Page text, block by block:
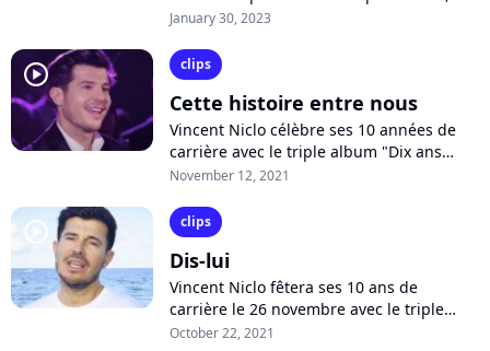
prévu le 31 mars. Dans ce disque-concept
January 30, 2023
player2 clips
Cette histoire entre nous
Vincent Niclo célèbre ses 10 années de
carrière avec le triple album "Dix ans
déjà", attendu le 26 novembre. Après
November 12, 2021
player2 clips
Dis-lui
Vincent Niclo fêtera ses 10 ans de
carrière le 26 novembre avec le triple
album "Dix ans déjà". On y retrouvera
October 22, 2021